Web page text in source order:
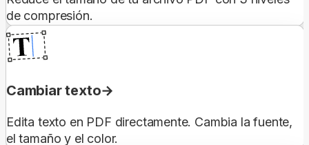
de compresión.
Cambiar texto
Edita texto en PDF directamente. Cambia la fuente,
el tamaño y el color.